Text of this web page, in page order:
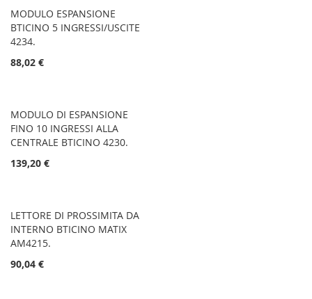
MODULO ESPANSIONE
BTICINO 5 INGRESSI/USCITE
4234.
88,02 €
MODULO DI ESPANSIONE
FINO 10 INGRESSI ALLA
CENTRALE BTICINO 4230.
139,20 €
LETTORE DI PROSSIMITA DA
INTERNO BTICINO MATIX
AM4215.
90,04 €